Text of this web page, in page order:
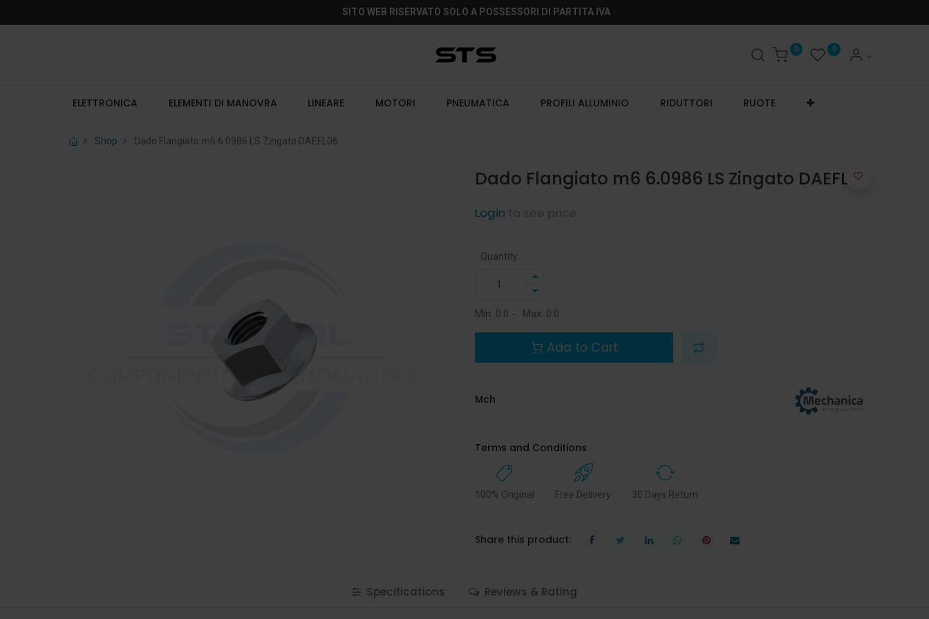
SITO WEB RISERVATO SOLO A POSSESSORI DI PARTITA IVA
0 0
ELETTRONICA ELEMENTI DI MANOVRA LINEARE MOTORI PNEUMATICA PROFILI ALLUMINIO RIDUTTORI RUOTE
Shop Dado Flangiato m6 6.0986 LS Zingato DAEFL06
Dado Flangiato m6 6.0986 LS Zingato DAEFL06
Login to see price
Quantity:
Min: 0.0 - Max: 0.0
Add to Cart
Mch
Terms and Conditions
100% Original Free Delivery 30 Days Return
Share this product:
Specifications Reviews & Rating